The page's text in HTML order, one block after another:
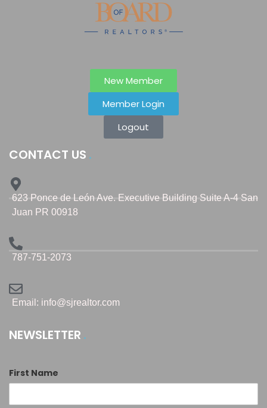
New Member
Member Login
Logout
CONTACT US
623 Ponce de León Ave. Executive Building Suite A-4 San
Juan PR 00918
787-751-2073
Email: info@sjrealtor.com
NEWSLETTER
First Name